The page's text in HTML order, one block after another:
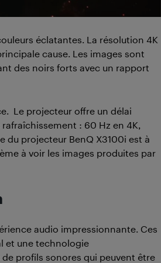
éclatantes. La résolution 4K
cause. Les images sont
des noirs forts avec un rapport
Le projecteur offre un délai
: 60 Hz en 4K,
du projecteur BenQ X3100i est à
à voir les images produites par
audio impressionnante. Ces
et une technologie
profils sonores qui peuvent être